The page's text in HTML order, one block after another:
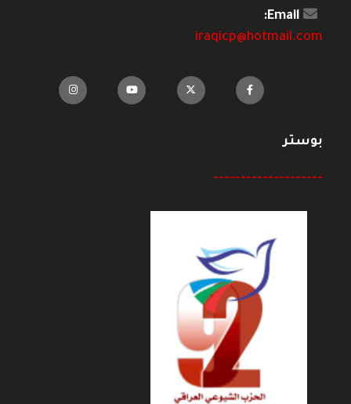
Email:
iraqicp@hotmail.com
بوستر
--------------------